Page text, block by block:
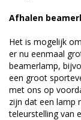
Afhalen
Het is mogelijk
er nu eenmaal
beamerlamp,
een groot
met ons op
zijn dat een lamp
teleurstelling van